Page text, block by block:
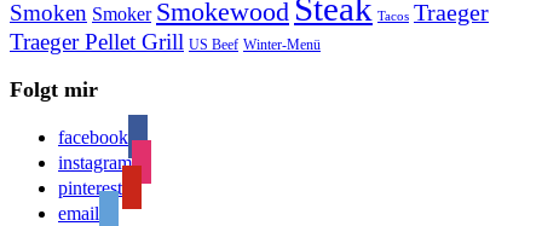
Smoken Smoker Smokewood Steak Tacos Traeger
Traeger Pellet Grill US Beef Winter-Menü
Folgt mir
facebook
instagram
pinterest
email